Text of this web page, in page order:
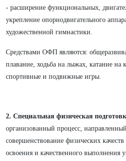
- расширение функциональных,
укрепление опорнодвигательного
художественной гимнастики.
Средствами ОФП являются:
плавание, ходьба на лыжах, катание на
спортивные и подвижные игры.
2. Специальная физическая
организованный процесс,
совершенствование физических
освоения и качественного выполнения